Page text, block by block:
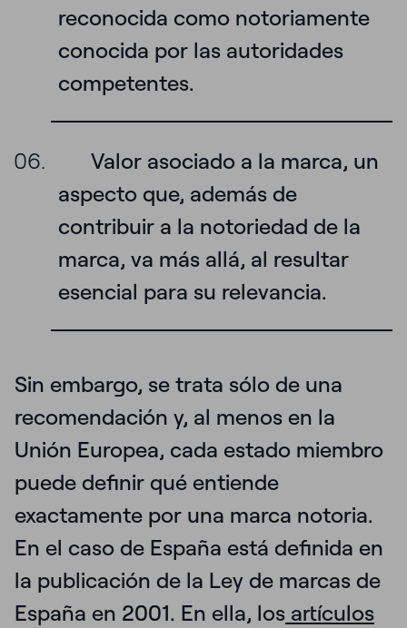
reconocida como notoriamente
conocida por las autoridades
competentes.
Valor asociado a la marca, un
aspecto que, además de
contribuir a la notoriedad de la
marca, va más allá, al resultar
esencial para su relevancia.
Sin embargo, se trata sólo de una
recomendación y, al menos en la
Unión Europea, cada estado miembro
puede definir qué entiende
exactamente por una marca notoria.
En el caso de España está definida en
la publicación de la Ley de marcas de
España en 2001. En ella, los artículos